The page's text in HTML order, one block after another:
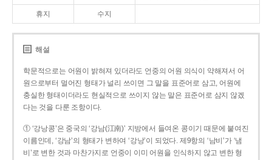
휴지 수지
해설
학문적으로는 어원이 밝혀져 있더라도 언중의 어원 의식이 약해져서 어
원으로부터 멀어진 형태가 널리 쓰이면 그 말을 표준어로 삼고, 어원에
충실한 형태이더라도 현실적으로 쓰이지 않는 말은 표준어로 삼지 않겠
다는 것을 다룬 조항이다.
① ‘강낭콩’은 중국의 ‘강남(江南)’ 지방에서 들여온 콩이기 때문에 붙여진
이름인데, ‘강남’의 형태가 변하여 ‘강낭’이 되었다. 제9항의 ‘남비’가 ‘냄
비’로 변한 것과 마찬가지로 언중이 이미 어원을 인식하지 않고 변한 형